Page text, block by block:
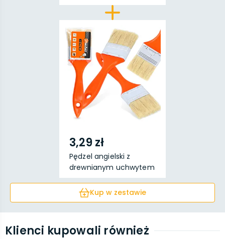
6...
3,29 zł
Pędzel angielski z
drewnianym uchwytem
5...
Kup w zestawie
Klienci kupowali również